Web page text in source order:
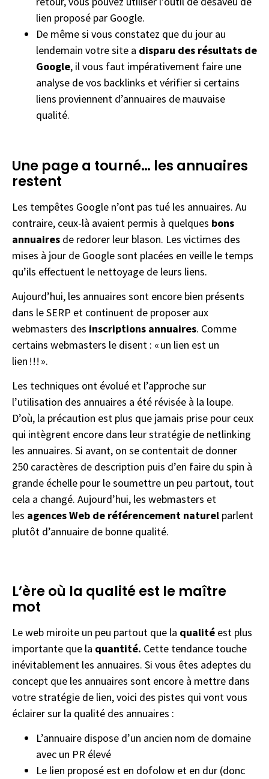
lien proposé par Google.
De même si vous constatez que du jour au
lendemain votre site a disparu des résultats de
Google, il vous faut impérativement faire une
analyse de vos backlinks et vérifier si certains
liens proviennent d’annuaires de mauvaise
qualité.
Une page a tourné… les annuaires
restent
Les tempêtes Google n’ont pas tué les annuaires. Au
contraire, ceux-là avaient permis à quelques bons
annuaires de redorer leur blason. Les victimes des
mises à jour de Google sont placées en veille le temps
qu’ils effectuent le nettoyage de leurs liens.
Aujourd’hui, les annuaires sont encore bien présents
dans le SERP et continuent de proposer aux
webmasters des inscriptions annuaires. Comme
certains webmasters le disent : « un lien est un
lien !!! ».
Les techniques ont évolué et l’approche sur
l’utilisation des annuaires a été révisée à la loupe.
D’où, la précaution est plus que jamais prise pour ceux
qui intègrent encore dans leur stratégie de netlinking
les annuaires. Si avant, on se contentait de donner
250 caractères de description puis d’en faire du spin à
grande échelle pour le soumettre un peu partout, tout
cela a changé. Aujourd’hui, les webmasters et
les agences Web de référencement naturel parlent
plutôt d’annuaire de bonne qualité.
L’ère où la qualité est le maître
mot
Le web miroite un peu partout que la qualité est plus
importante que la quantité. Cette tendance touche
inévitablement les annuaires. Si vous êtes adeptes du
concept que les annuaires sont encore à mettre dans
votre stratégie de lien, voici des pistes qui vont vous
éclairer sur la qualité des annuaires :
L’annuaire dispose d’un ancien nom de domaine
avec un PR élevé
Le lien proposé est en dofolow et en dur (donc